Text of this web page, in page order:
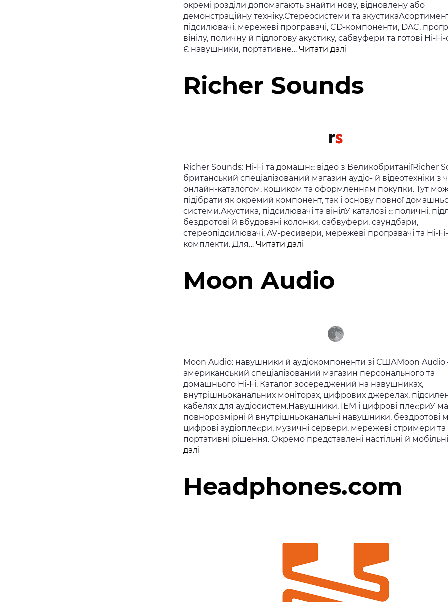
окремі розділи допомагають знайти нову, відновлену або
демонстраційну техніку.Стереосистеми та
підсилювачі, мережеві програвачі, CD-компоненти, DAC,
вінілу, поличну й підлогову акустику, сабвуфери та готові Hi-
Є навушники, портативне… Читати далі
Richer Sounds
Richer Sounds: Hi-Fi та домашнє відео з ВеликобританіїRicher
британський спеціалізований магазин аудіо- й відеотехніки з
онлайн-каталогом, кошиком та оформленням покупки. Тут
підібрати як окремий компонент, так і основу повної
системи.Акустика, підсилювачі та вінілУ каталозі є поличні,
бездротові й вбудовані колонки, сабвуфери, саундбари,
стереопідсилювачі, AV-ресивери, мережеві програвачі та Hi-Fi-
комплекти. Для… Читати далі
Moon Audio
Moon Audio: навушники й аудіокомпоненти зі СШАMoon
американський спеціалізований магазин персонального та
домашнього Hi-Fi. Каталог зосереджений на навушниках,
внутрішньоканальних моніторах, цифрових джерелах,
кабелях для аудіосистем.Навушники, IEM і цифрові плеєриУ
повнорозмірні й внутрішньоканальні навушники, бездротові
цифрові аудіоплеєри, музичні сервери, мережеві стримери та
портативні рішення. Окремо представлені настільні й
далі
Headphones.com